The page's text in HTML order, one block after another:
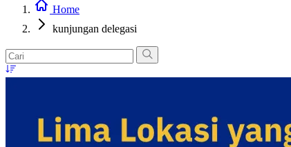
Home
kunjungan delegasi